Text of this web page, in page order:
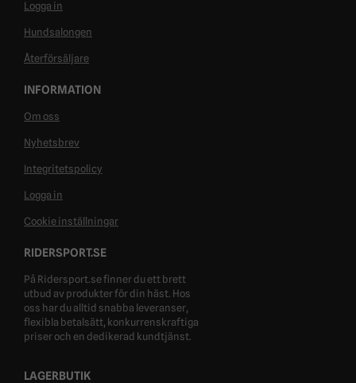
Logga in
Hundsalongen
Återförsäljare
INFORMATION
Om oss
Nyhetsbrev
Integritetspolicy
Logga in
Cookie inställningar
RIDERSPORT.SE
På Ridersport.se finner du ett brett
utbud av produkter för din häst. Hos
oss har du alltid snabba leveranser,
flexibla betalsätt, konkurrenskraftiga
priser och en dedikerad kundtjänst.
LAGERBUTIK